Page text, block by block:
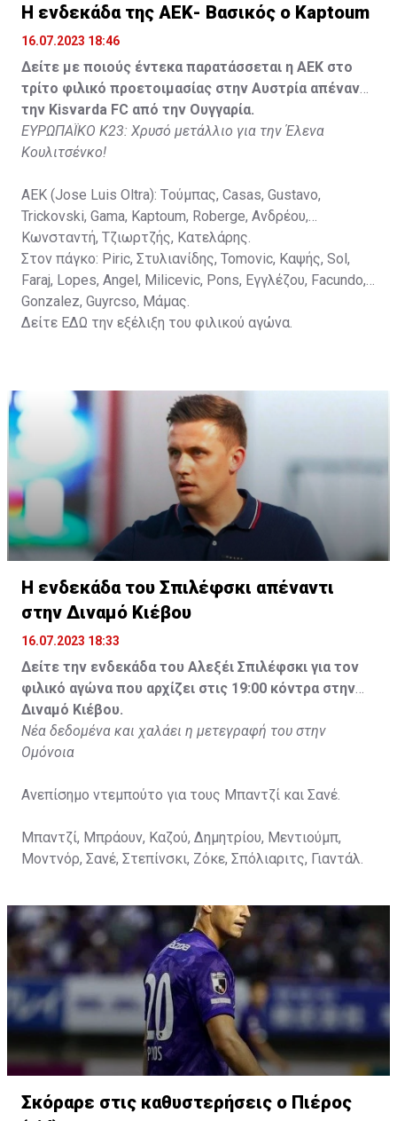
Spasic.
Στον πάγκο: Petkovic, Cipetic, Kovasic, Jovicic, Szeles,
Vida, Otvos, Lucas, Camas, Mesanovic.
H ενδεκάδα της ΑΕΚ- Βασικός ο Kaptoum
16.07.2023 18:46
Δείτε με ποιούς έντεκα παρατάσσεται η ΑΕΚ στο
τρίτο φιλικό προετοιμασίας στην Αυστρία απέναντι
την Kisvarda FC από την Ουγγαρία.
ΕΥΡΩΠΑΪΚΟ Κ23: Χρυσό μετάλλιο για την Έλενα
Κουλιτσένκο!
ΑΕΚ (Jose Luis Oltra): Tούμπας, Casas, Gustavo,
Trickovski, Gama, Κaptoum, Roberge, Aνδρέου,
Κωνσταντή, Τζιωρτζής, Κατελάρης.
Στον πάγκο: Piric, Στυλιανίδης, Tomovic, Καψής, Sol,
Faraj, Lopes, Angel, Milicevic, Pons, Εγγλέζου, Facundo,
Gonzalez, Guyrcso, Μάμας.
Δείτε ΕΔΩ την εξέλιξη του φιλικού αγώνα.
Η ενδεκάδα του Σπιλέφσκι απέναντι
στην Διναμό Κιέβου
16.07.2023 18:33
Δείτε την ενδεκάδα του Αλεξέι Σπιλέφσκι για τον
φιλικό αγώνα που αρχίζει στις 19:00 κόντρα στην
Διναμό Κιέβου.
Νέα δεδομένα και χαλάει η μετεγραφή του στην
Ομόνοια
Ανεπίσημο ντεμπούτο για τους Μπαντζί και Σανέ.
Μπαντζί, Μπράουν, Καζού, Δημητρίου, Μεντιούμπ,
Μοντνόρ, Σανέ, Στεπίνσκι, Ζόκε, Σπόλιαριτς, Γιαντάλ.
Σκόραρε στις καθυστερήσεις ο Πιέρος